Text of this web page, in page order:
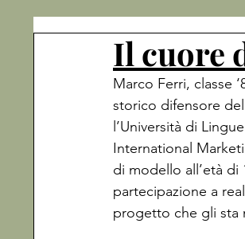
Il cuore
Marco Ferri, classe
storico difensore
l’Università di
International
di modello all’età
partecipazione a
progetto che gli sta